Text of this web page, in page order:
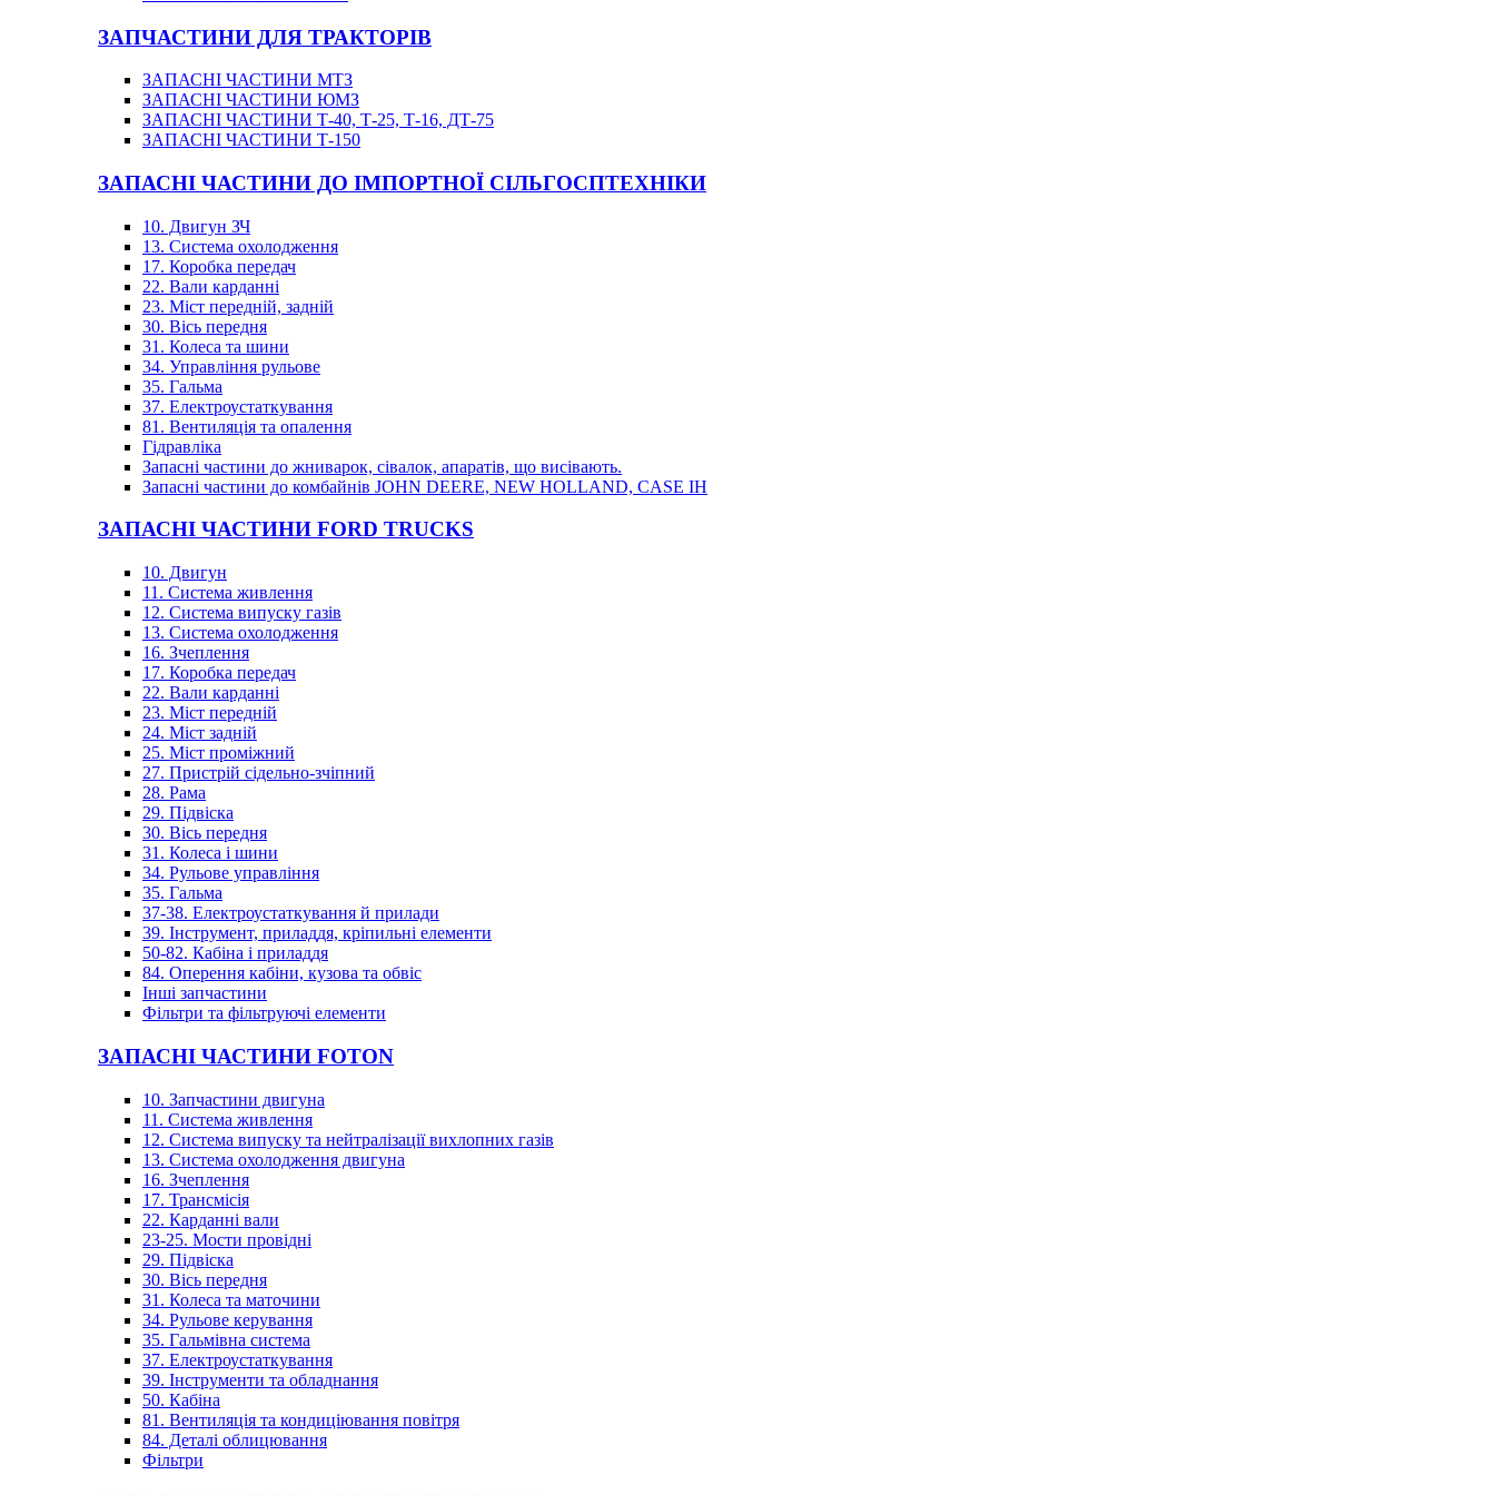
ЗАПЧАСТИНИ ДЛЯ ТРАКТОРІВ
ЗАПАСНІ ЧАСТИНИ МТЗ
ЗАПАСНІ ЧАСТИНИ ЮМЗ
ЗАПАСНІ ЧАСТИНИ Т-40, Т-25, Т-16, ДТ-75
ЗАПАСНІ ЧАСТИНИ Т-150
ЗАПАСНІ ЧАСТИНИ ДО ІМПОРТНОЇ СІЛЬГОСПТЕХНІКИ
10. Двигун ЗЧ
13. Система охолодження
17. Коробка передач
22. Вали карданні
23. Міст передній, задній
30. Вісь передня
31. Колеса та шини
34. Управління рульове
35. Гальма
37. Електроустаткування
81. Вентиляція та опалення
Гідравліка
Запасні частини до жниварок, сівалок, апаратів, що висівають.
Запасні частини до комбайнів JOHN DEERE, NEW HOLLAND, CASE IH
ЗАПАСНІ ЧАСТИНИ FORD TRUCKS
10. Двигун
11. Система живлення
12. Система випуску газів
13. Система охолодження
16. Зчеплення
17. Коробка передач
22. Вали карданні
23. Міст передній
24. Міст задній
25. Міст проміжний
27. Пристрій сідельно-зчіпний
28. Рама
29. Підвіска
30. Вісь передня
31. Колеса і шини
34. Рульове управління
35. Гальма
37-38. Електроустаткування й прилади
39. Інструмент, приладдя, кріпильні елементи
50-82. Кабіна і приладдя
84. Оперення кабіни, кузова та обвіс
Інші запчастини
Фільтри та фільтруючі елементи
ЗАПАСНІ ЧАСТИНИ FOTON
10. Запчастини двигуна
11. Система живлення
12. Система випуску та нейтралізації вихлопних газів
13. Система охолодження двигуна
16. Зчеплення
17. Трансмісія
22. Карданні вали
23-25. Мости провідні
29. Підвіска
30. Вісь передня
31. Колеса та маточини
34. Рульове керування
35. Гальмівна система
37. Електроустаткування
39. Інструменти та обладнання
50. Кабіна
81. Вентиляція та кондиціювання повітря
84. Деталі облицювання
Фільтри